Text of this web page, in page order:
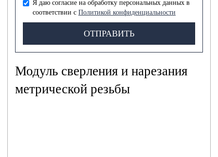
Я даю согласие на обработку персональных данных в
соответствии с Политикой конфиденциальности
ОТПРАВИТЬ
Модуль сверления и нарезания
метрической резьбы